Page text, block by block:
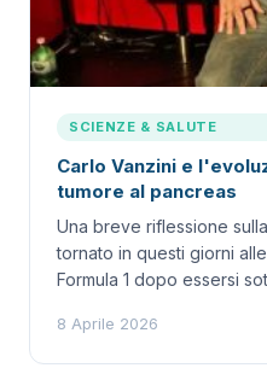
SCIENZE & SALUTE
Carlo Vanzini e
tumore al pancreas
Una breve riflessione
tornato in questi giorni
Formula 1 dopo essersi
8 Aprile 2026